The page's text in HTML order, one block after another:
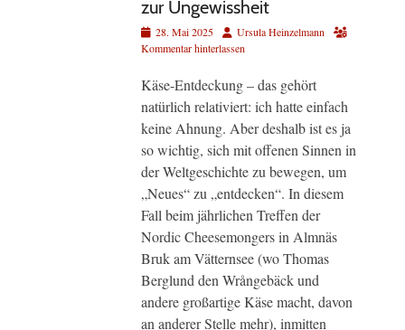
zur Ungewissheit
Veröffentlicht
am
28. Mai 2025 AutorUrsula Heinzelmann
Kommentar hinterlassen
Käse-Entdeckung – das gehört
natürlich relativiert: ich hatte einfach
keine Ahnung. Aber deshalb ist es ja
so wichtig, sich mit offenen Sinnen in
der Weltgeschichte zu bewegen, um
„Neues“ zu „entdecken“. In diesem
Fall beim jährlichen Treffen der
Nordic Cheesemongers in Almnäs
Bruk am Vätternsee (wo Thomas
Berglund den Wrångebäck und
andere großartige Käse macht, davon
an anderer Stelle mehr), inmitten